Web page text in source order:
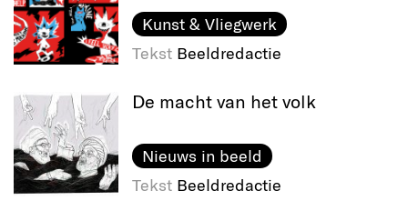
Kunst & Vliegwerk
Tekst Beeldredactie
De macht van het volk
Nieuws in beeld
Tekst Beeldredactie